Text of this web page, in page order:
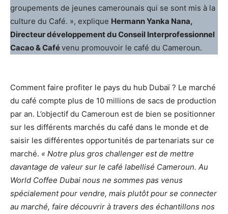
groupements de jeunes camerounais qui se sont mis à la
culture du Café. », explique Hermann Yanka Nana,
Directeur développement du Conseil Interprofessionnel
Cacao & Cafévenu promouvoir le café du Cameroun.
Comment faire profiter le pays du hub Dubaï ? Le marché
du café compte plus de 10 millions de sacs de production
par an. L’objectif du Cameroun est de bien se positionner
sur les différents marchés du café dans le monde et de
saisir les différentes opportunités de partenariats sur ce
marché. « Notre plus gros challenger est de mettre
davantage de valeur sur le café labellisé Cameroun. Au
World Coffee Dubai nous ne sommes pas venus
spécialement pour vendre, mais plutôt pour se connecter
au marché, faire découvrir à travers des échantillons nos